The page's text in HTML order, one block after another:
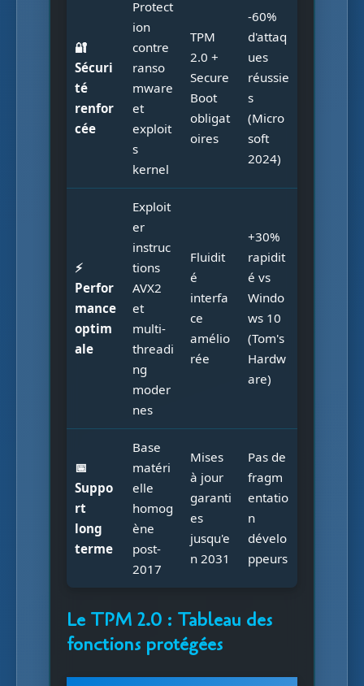
🔐
Sécuri
té
renfor
cée
Protect
ion
contre
ranso
mware
et
exploit
s
kernel
TPM
2.0 +
Secure
Boot
obligat
oires
-60%
d'attaq
ues
réussie
s
(Micro
soft
2024)
⚡
Perfor
mance
optim
ale
Exploit
er
instruc
tions
AVX2
et
multi-
threadi
ng
moder
nes
Fluidit
é
interfa
ce
amélio
rée
+30%
rapidit
é vs
Windo
ws 10
(Tom's
Hardw
are)
📅
Suppo
rt
long
terme
Base
matéri
elle
homog
ène
post-
2017
Mises
à jour
garanti
es
jusqu'e
n 2031
Pas de
fragm
entatio
n
dévelo
ppeurs
Le TPM 2.0 : Tableau des
fonctions protégées